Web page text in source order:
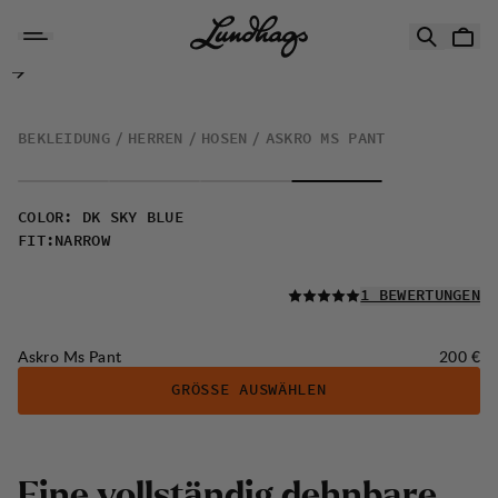
Askro Ms Pant
BEKLEIDUNG HERREN HOSEN ASKRO MS PANT
COLOR :
DK SKY BLUE
FIT: NARROW
LESEN SIE ALLE
1 BEWERTUNGEN
Askro Ms Pant Preis:
200 €
GRÖSSE AUSWÄHLEN